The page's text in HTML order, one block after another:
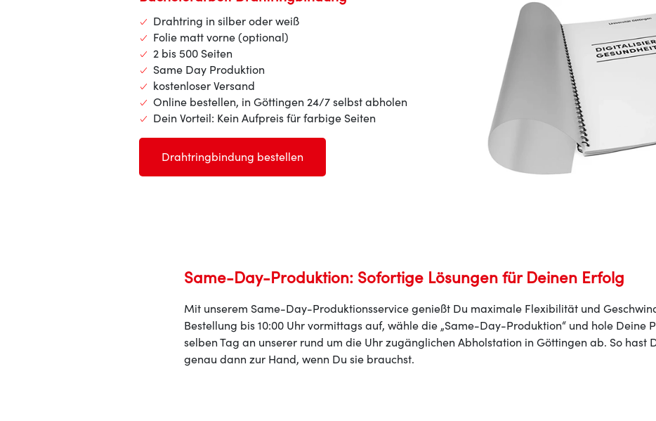
Drahtring in silber oder weiß
Folie matt vorne (optional)
2 bis 500 Seiten
Same Day Produktion
kostenloser Versand
Online bestellen, in Göttingen 24/7 selbst abholen
Dein Vorteil: Kein Aufpreis für farbige Seiten
Drahtringbindung bestellen
Same-Day-Produktion: Sofortige Lösungen für Deinen Erfolg
Mit unserem Same-Day-Produktionsservice genießt Du maximale Flexibilität und
Bestellung bis 10:00 Uhr vormittags auf, wähle die „Same-Day-Produktion“ und hole Deine
selben Tag an unserer rund um die Uhr zugänglichen Abholstation in Göttingen ab. So hast
genau dann zur Hand, wenn Du sie brauchst.